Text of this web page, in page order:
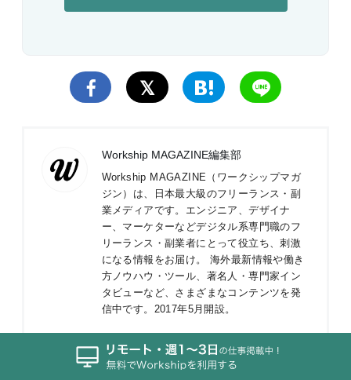
Workship MAGAZINE編集部
Workship MAGAZINE（ワークシップマガ
ジン）は、日本最大級のフリーランス・副
業メディアです。エンジニア、デザイナ
ー、マーケターなどデジタル系専門職のフ
リーランス・副業者にとって役立ち、刺激
になる情報をお届け。 海外最新情報や働き
方ノウハウ・ツール、著名人・専門家イン
タビューなど、さまざまなコンテンツを発
信中です。2017年5月開設。